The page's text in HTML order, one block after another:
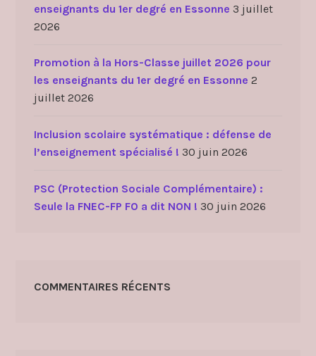
enseignants du 1er degré en Essonne 3 juillet
2026
Promotion à la Hors-Classe juillet 2026 pour
les enseignants du 1er degré en Essonne 2
juillet 2026
Inclusion scolaire systématique : défense de
l’enseignement spécialisé ! 30 juin 2026
PSC (Protection Sociale Complémentaire) :
Seule la FNEC-FP FO a dit NON ! 30 juin 2026
COMMENTAIRES RÉCENTS